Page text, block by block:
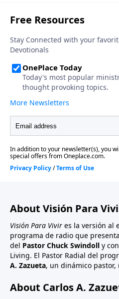
opción para los creyentes
About Visión Para
Visión Para Vivir es la versión al
programa de radio que
del Pastor Chuck Swindoll y
Living. El Pastor Radial del
A. Zazueta, un dinámico
About Carlos A.